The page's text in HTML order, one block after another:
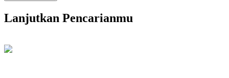
Lanjutkan Pencarianmu